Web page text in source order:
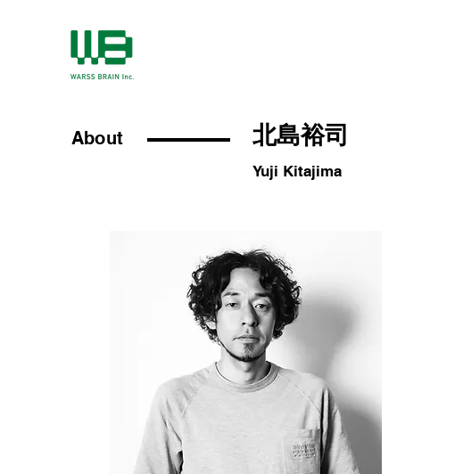
About 北島裕司
Yuji Kitajima